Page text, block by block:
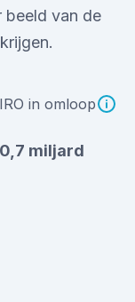
beeld van de
in omloop
miljard